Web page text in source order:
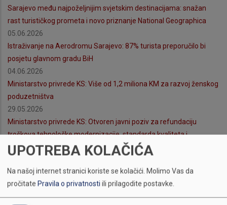
Sarajevo među najpoželjnijim svjetskim destinacijama: snažan
rast turističkog prometa i novo priznanje National Geographica
05.06.2026
Istraživanje na Aerodromu Sarajevo: 87% turista preporučilo bi
posjetu glavnom gradu BiH
04.06.2026
Ministarstvo privrede KS: Više od 1,2 miliona KM za razvoj ženskog
poduzetništva
29.05.2026
Ministarstvo privrede KS: Otvoren javni poziv za refundaciju
troškova tehnološke modernizacije, standarda kvaliteta i
digitalizacije poslovanja
Ministarstvo privrede KS: 300.000 KM za podršku direktnim
stranim ulaganjima u Kantonu Sarajevo
21.05.2026
UPOTREBA KOLAČIĆA
Na našoj internet stranici koriste se kolačići. Molimo Vas da
pročitate Pravila o privatnostiili prilagodite postavke.